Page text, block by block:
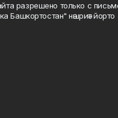
разрешено только с
Башкортостан" нәшриәт йорто